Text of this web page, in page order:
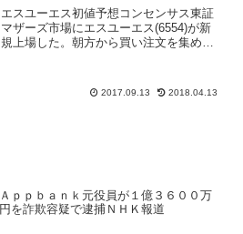
エスユーエス初値予想コンセンサス東証
マザーズ市場にエスユーエス(6554)が新
規上場した。朝方から買い注文を集め買
り上がっている。エスユーエス初値予想
2017.09.13 2018.04.13
Ａｐｐｂａｎｋ元役員が１億３６００万
円を詐欺容疑で逮捕ＮＨＫ報道